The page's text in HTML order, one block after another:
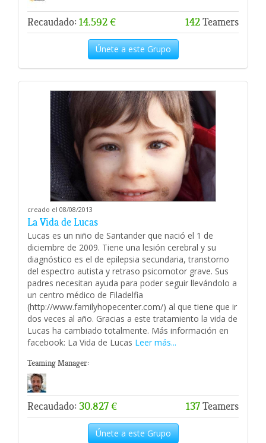
Recaudado: 14.592 € 142Teamers
Únete a este Grupo
creado el 08/08/2013
La Vida de Lucas
Lucas es un niño de Santander que nació el 1 de
diciembre de 2009. Tiene una lesión cerebral y su
diagnóstico es el de epilepsia secundaria, transtorno
del espectro autista y retraso psicomotor grave. Sus
padres necesitan ayuda para poder seguir llevándolo a
un centro médico de Filadelfia
(http://www.familyhopecenter.com/) al que tiene que ir
dos veces al año. Gracias a este tratamiento la vida de
Lucas ha cambiado totalmente. Más información en
facebook: La Vida de Lucas Leer más...
Teaming Manager:
Recaudado: 30.827 € 137Teamers
Únete a este Grupo